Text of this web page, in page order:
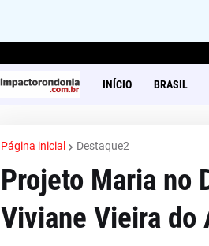
INÍCIO BRASIL
Página inicial Destaque2
Projeto Maria no
Viviane Vieira do